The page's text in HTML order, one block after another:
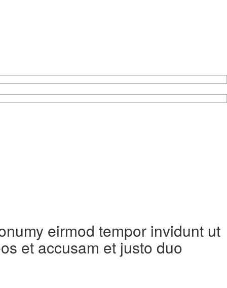
eirmod tempor invidunt ut
et accusam et justo duo